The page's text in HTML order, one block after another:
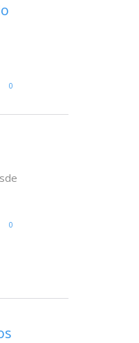
LOVE
IT
0
LOVE
IT
0